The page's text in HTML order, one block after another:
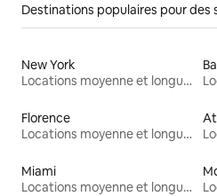
Destinations populaires pour des
New York
Locations moyenne et longue durée
Florence
Locations moyenne et longue durée
Miami
Locations moyenne et longue durée